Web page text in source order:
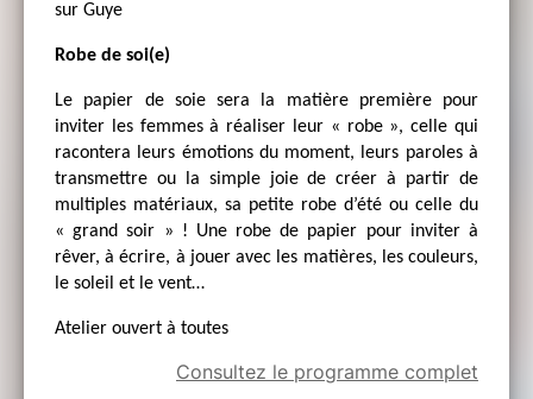
sur Guye
Robe de soi(e)
Le papier de soie sera la matière première pour
inviter les femmes à réaliser leur « robe », celle qui
racontera leurs émotions du moment, leurs paroles à
transmettre ou la simple joie de créer à partir de
multiples matériaux, sa petite robe d’été ou celle du
« grand soir » ! Une robe de papier pour inviter à
rêver, à écrire, à jouer avec les matières, les couleurs,
le soleil et le vent…
Atelier ouvert à toutes
Consultez le programme complet